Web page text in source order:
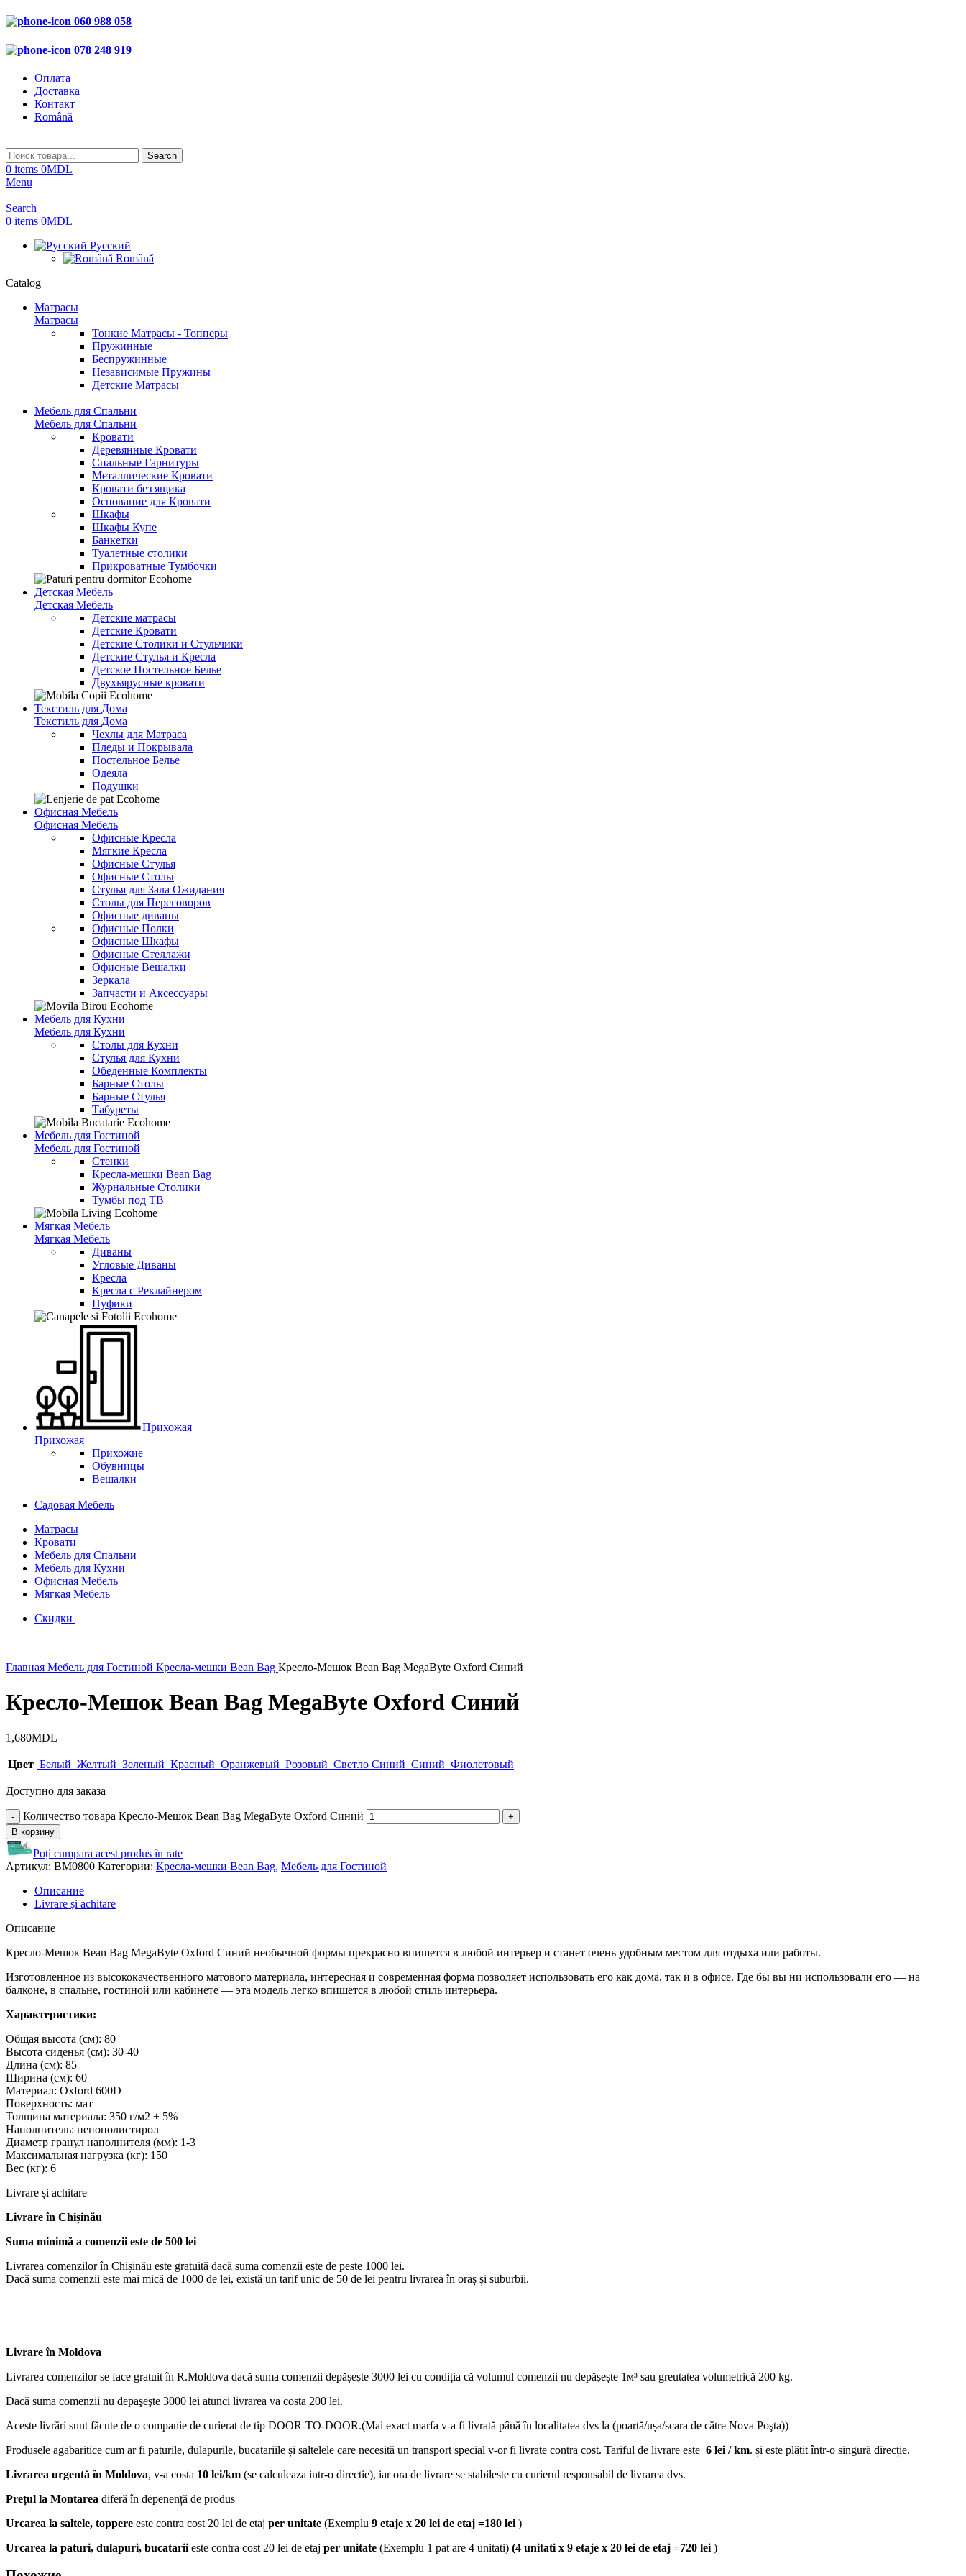
060 988 058
078 248 919
Оплата
Доставка
Контакт
Română
Search
0 items 0MDL
Menu
Search
0 items 0MDL
Русский
Română
Catalog
Матрасы
Матрасы
Тонкие Матрасы - Топперы
Пружинные
Беспружинные
Независимые Пружины
Детские Матрасы
Мебель для Спальни
Мебель для Спальни
Кровати
Деревянные Кровати
Спальные Гарнитуры
Металлические Кровати
Кровати без ящика
Основание для Кровати
Шкафы
Шкафы Купе
Банкетки
Туалетные столики
Прикроватные Тумбочки
Детская Мебель
Детская Мебель
Детские матрасы
Детские Кровати
Детские Столики и Стульчики
Детские Стулья и Кресла
Детское Постельное Белье
Двухъярусные кровати
Текстиль для Дома
Текстиль для Дома
Чехлы для Матраса
Пледы и Покрывала
Постельное Белье
Одеяла
Подушки
Офисная Мебель
Офисная Мебель
Офисные Кресла
Мягкие Кресла
Офисные Стулья
Офисные Столы
Стулья для Зала Ожидания
Столы для Переговоров
Офисные диваны
Офисные Полки
Офисные Шкафы
Офисные Стеллажи
Офисные Вешалки
Зеркала
Запчасти и Аксессуары
Мебель для Кухни
Мебель для Кухни
Столы для Кухни
Стулья для Кухни
Обеденные Комплекты
Барные Столы
Барные Стулья
Табуреты
Мебель для Гостиной
Мебель для Гостиной
Стенки
Кресла-мешки Bean Bag
Журнальные Столики
Тумбы под ТВ
Мягкая Мебель
Мягкая Мебель
Диваны
Угловые Диваны
Кресла
Кресла с Реклайнером
Пуфики
Прихожая
Прихожая
Прихожие
Обувницы
Вешалки
Садовая Мебель
Матрасы
Кровати
Мебель для Спальни
Мебель для Кухни
Офисная Мебель
Мягкая Мебель
Скидки
Главная Мебель для Гостиной Кресла-мешки Bean Bag Кресло-Мешок Bean Bag MegaByte Oxford Синий
Кресло-Мешок Bean Bag MegaByte Oxford Синий
1,680MDL
Цвет Белый Желтый Зеленый Красный Оранжевый Розовый Светло Синий Синий Фиолетовый
Доступно для заказа
Количество товара Кресло-Мешок Bean Bag MegaByte Oxford Синий
В корзину
Poți cumpara acest produs în rate
Артикул: BM0800 Категории: Кресла-мешки Bean Bag, Мебель для Гостиной
Описание
Livrare și achitare
Описание
Кресло-Мешок Bean Bag MegaByte Oxford Синий необычной формы прекрасно впишется в любой интерьер и станет очень удобным местом для отдыха или работы.
Изготовленное из высококачественного матового материала, интересная и современная форма позволяет использовать его как дома, так и в офисе. Где бы вы ни использовали его — на
балконе, в спальне, гостиной или кабинете — эта модель легко впишется в любой стиль интерьера.
Характеристики:
Общая высота (см): 80
Высота сиденья (см): 30-40
Длина (см): 85
Ширина (см): 60
Материал: Oxford 600D
Поверхность: мат
Толщина материала: 350 г/м2 ± 5%
Наполнитель: пенополистирол
Диаметр гранул наполнителя (мм): 1-3
Максимальная нагрузка (кг): 150
Вес (кг): 6
Livrare și achitare
Livrareîn Chișinău
Suma minimă a comenzii este de 500 lei
Livrarea comenzilor în Chișinău este gratuită dacă suma comenzii este de peste 1000 lei.
Dacă suma comenzii este mai mică de 1000 de lei, există un tarif unic de 50 de lei pentru livrarea în oraș și suburbii.
Livrare în Moldova
Livrarea comenzilor se face gratuit în R.Moldova dacă suma comenzii depășește 3000 lei cu condiția că volumul comenzii nu depășește 1м³ sau greutatea volumetrică 200 kg.
Dacă suma comenzii nu depaşeşte 3000 lei atunci livrarea va costa 200 lei.
Aceste livrări sunt făcute de o companie de curierat de tip DOOR-TO-DOOR.(Mai exact marfa v-a fi livrată până în localitatea dvs la (poartă/ușa/scara de către Nova Poşta))
Produsele agabaritice cum ar fi paturile, dulapurile, bucatariile și saltelele care necesită un transport special v-or fi livrate contra cost. Tariful de livrare este 6 lei / km. și este plătit într-o singură direcție.
Livrarea urgentă în Moldova, v-a costa 10 lei/km (se calculeaza intr-o directie), iar ora de livrare se stabileste cu curierul responsabil de livrarea dvs.
Prețul la Montarea diferă în depenență de produs
Urcarea la saltele, toppere este contra cost 20 lei de etaj per unitate (Exemplu 9 etaje x 20 lei de etaj =180 lei )
Urcarea la paturi, dulapuri, bucatarii este contra cost 20 lei de etaj per unitate (Exemplu 1 pat are 4 unitati) (4 unitati x 9 etaje x 20 lei de etaj =720 lei )